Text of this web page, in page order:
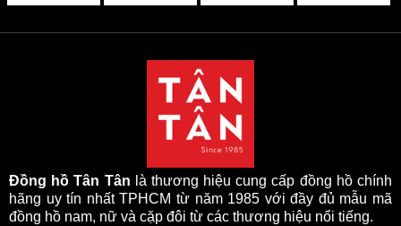
Đồng hồ Tân Tân là thương hiệu cung cấp đồng hồ chính
hãng uy tín nhất TPHCM từ năm 1985 với đầy đủ mẫu mã
đồng hồ nam, nữ và cặp đôi từ các thương hiệu nổi tiếng.